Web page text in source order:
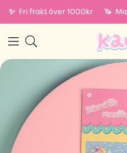
✨ Fri frakt över 1000kr 🦄